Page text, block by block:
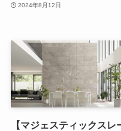
2024年8月12日
【マジェスティックスレ